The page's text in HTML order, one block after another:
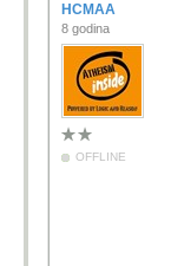
HCMAA
8 godina
OFFLINE